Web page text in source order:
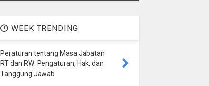
WEEK TRENDING
Peraturan tentang Masa Jabatan
RT dan RW: Pengaturan, Hak, dan
Tanggung Jawab